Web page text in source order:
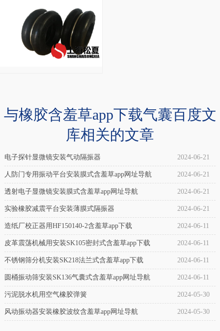
产
品
绍：
橡
胶
羞
草
app
下
载
是
一
胶
气
囊
床
设
备
专
用)
介
绍：
自
式，
与橡胶含羞草app下载气囊百度文
库相关的文章
电子探针显微镜安装气动隔振器 2024-06-21
人防门专用振动平台安装膜式含羞草app网址导航 2024-06-21
透射电子显微镜安装膜式含羞草app网址导航 2024-06-21
实验橡胶减震平台安装薄膜式隔振器 2024-06-21
造纸厂校正器用HF150140-2含羞草app下载 2024-06-11
皮革震荡机械用安装SK105密封式含羞草app下载 2024-06-11
不锈钢筛分机安装SK218法兰式含羞草app下载 2024-06-11
圆桶振动筛安装SK136气囊式含羞草app网址导航 2024-06-11
污泥脱水机用空气橡胶弹簧 2024-05-30
风动振动器安装橡胶波纹含羞草app网址导航 2024-05-30